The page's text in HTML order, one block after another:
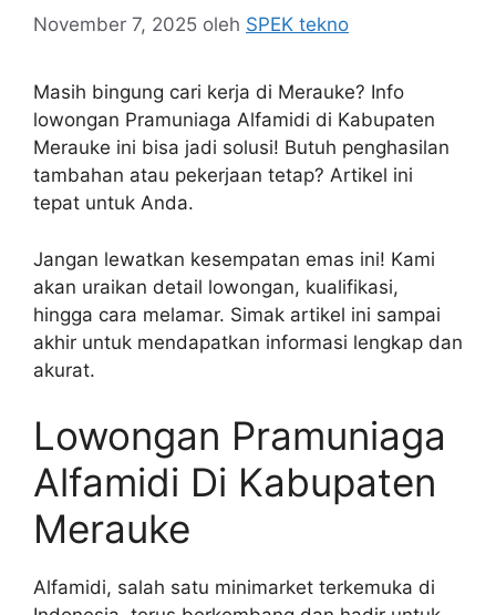
November 7, 2025 oleh SPEK tekno
Masih bingung cari kerja di Merauke? Info
lowongan Pramuniaga Alfamidi di Kabupaten
Merauke ini bisa jadi solusi! Butuh penghasilan
tambahan atau pekerjaan tetap? Artikel ini
tepat untuk Anda.
Jangan lewatkan kesempatan emas ini! Kami
akan uraikan detail lowongan, kualifikasi,
hingga cara melamar. Simak artikel ini sampai
akhir untuk mendapatkan informasi lengkap dan
akurat.
Lowongan Pramuniaga
Alfamidi Di Kabupaten
Merauke
Alfamidi, salah satu minimarket terkemuka di